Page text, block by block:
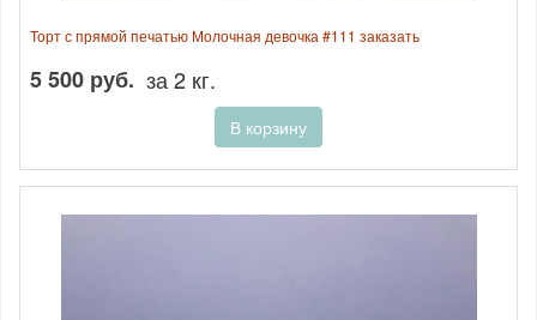
Торт с прямой печатью Молочная девочка #111 заказать
5 500 руб. за 2 кг.
В корзину